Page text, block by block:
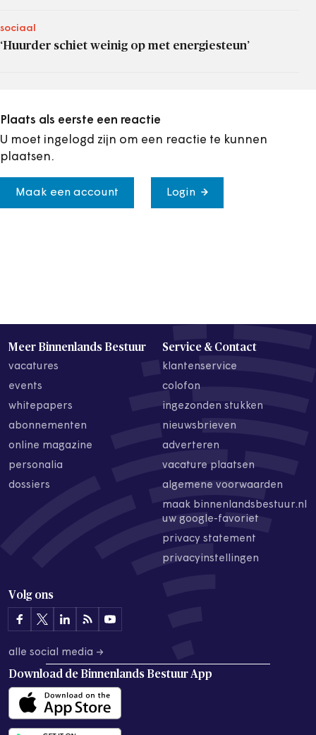
sociaal
‘Huurder schiet weinig op met energiesteun’
Plaats als eerste een reactie
U moet ingelogd zijn om een reactie te kunnen
plaatsen.
Maak een account Login
Meer Binnenlands Bestuur
vacatures
events
whitepapers
abonnementen
online magazine
personalia
dossiers
Service & Contact
klantenservice
colofon
ingezonden stukken
nieuwsbrieven
adverteren
vacature plaatsen
algemene voorwaarden
maak binnenlandsbestuur.nl
uw google-favoriet
privacy statement
privacyinstellingen
Volg ons
alle social media →
Download de Binnenlands Bestuur App